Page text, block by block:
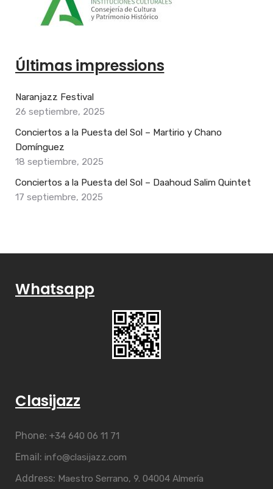
Últimas impressions
Naranjazz Festival
26 septiembre, 2025
Conciertos a la Puesta del Sol – Martirio y Chano
Domínguez
18 septiembre, 2025
Conciertos a la Puesta del Sol – Daahoud Salim Quintet
17 septiembre, 2025
Whatsapp
Clasijazz
Phone: +34 640 06 11 71
Email: info@clasijazz.com
Address: Maestro Serrano, 9. 04004 Almería